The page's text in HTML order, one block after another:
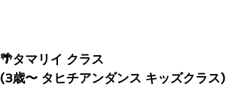
🌴タマリイ クラス
(3歳〜 タヒチアンダンス キッズクラス)